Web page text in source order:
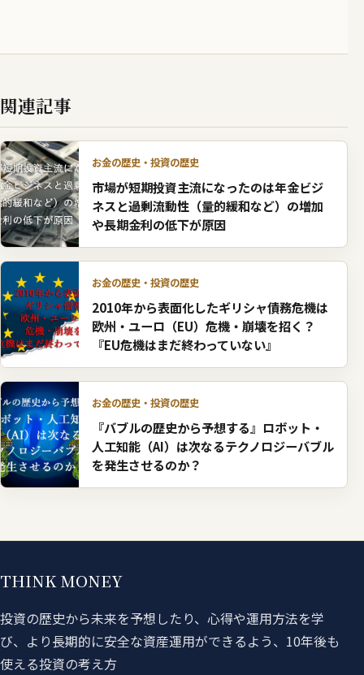
関連記事
お金の歴史・投資の歴史
市場が短期投資主流になったのは年金ビジ
ネスと過剰流動性（量的緩和など）の増加
や長期金利の低下が原因
お金の歴史・投資の歴史
2010年から表面化したギリシャ債務危機は
欧州・ユーロ（EU）危機・崩壊を招く？
『EU危機はまだ終わっていない』
お金の歴史・投資の歴史
『バブルの歴史から予想する』ロボット・
人工知能（AI）は次なるテクノロジーバブル
を発生させるのか？
THINK MONEY
投資の歴史から未来を予想したり、心得や運用方法を学
び、より長期的に安全な資産運用ができるよう、10年後も
使える投資の考え方